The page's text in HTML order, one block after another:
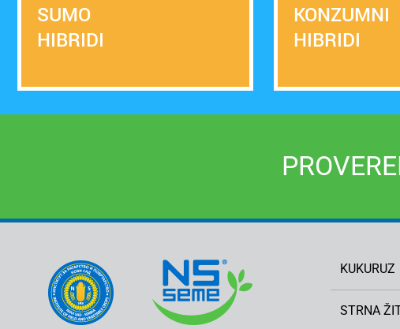
SUMO
HIBRIDI
KONZUMNI
HIBRIDI
KUKURUZ
STRNA